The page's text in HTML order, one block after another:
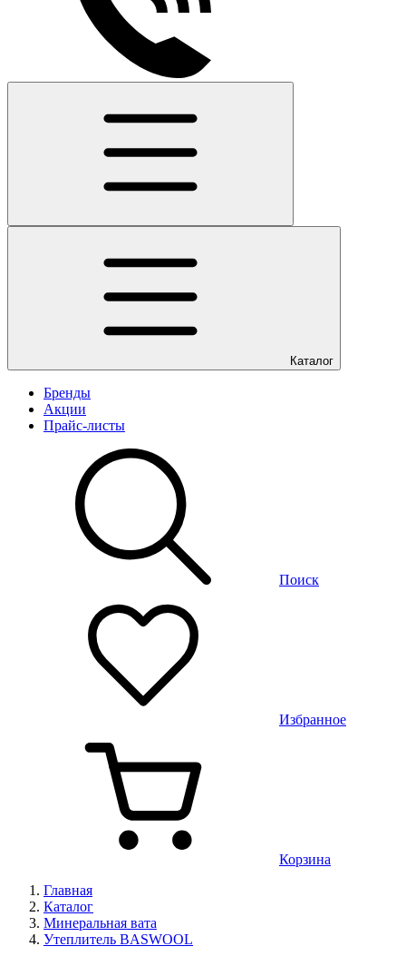
Каталог
Бренды
Акции
Прайс-листы
Поиск
Избранное
Корзина
Главная
Каталог
Минеральная вата
Утеплитель BASWOOL